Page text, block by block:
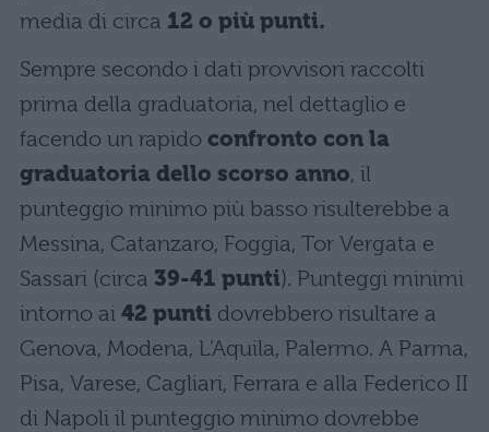
media di circa 12 o più punti.
Sempre secondo i dati provvisori raccolti
prima della graduatoria, nel dettaglio e
facendo un rapido confronto con la
graduatoria dello scorso anno, il
punteggio minimo più basso risulterebbe a
Messina, Catanzaro, Foggia, Tor Vergata e
Sassari (circa 39-41 punti). Punteggi minimi
intorno ai 42 punti dovrebbero risultare a
Genova, Modena, L’Aquila, Palermo. A Parma,
Pisa, Varese, Cagliari, Ferrara e alla Federico II
di Napoli il punteggio minimo dovrebbe